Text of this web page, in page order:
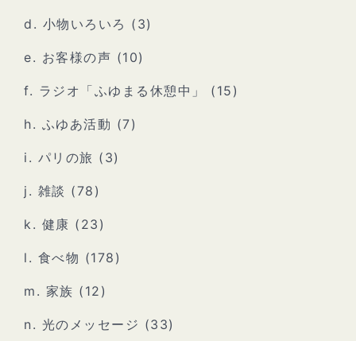
d. 小物いろいろ (3)
e. お客様の声 (10)
f. ラジオ「ふゆまる休憩中」 (15)
h. ふゆあ活動 (7)
i. パリの旅 (3)
j. 雑談 (78)
k. 健康 (23)
l. 食べ物 (178)
m. 家族 (12)
n. 光のメッセージ (33)